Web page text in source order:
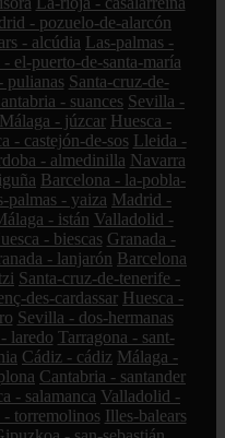
- pozuelo-de-alarcón
- alcúdia Las-palmas -
- el-puerto-de-santa-maría
pulianas Santa-cruz-de-
- suances Sevilla -
Málaga - júzcar Huesca -
- castejón-de-sos Lleida -
- almedinilla Navarra
Barcelona - la-pobla-
palmas - yaiza Madrid -
- istán Valladolid -
- biescas Granada -
- lanjarón Barcelona
Santa-cruz-de-tenerife -
des-cardassar Huesca -
Sevilla - dos-hermanas
laredo Tarragona - sant-
Cádiz - cádiz Málaga -
Cantabria - santander
- salamanca Valladolid -
- torremolinos Illes-balears